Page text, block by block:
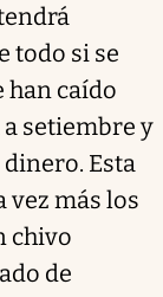
todo si se
han caído
setiembre y
Esta
vez más los
chivo
de